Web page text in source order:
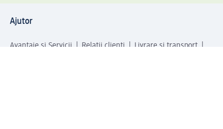
Ajutor
Avantaje și Servicii Relații clienți
Livrare și transport